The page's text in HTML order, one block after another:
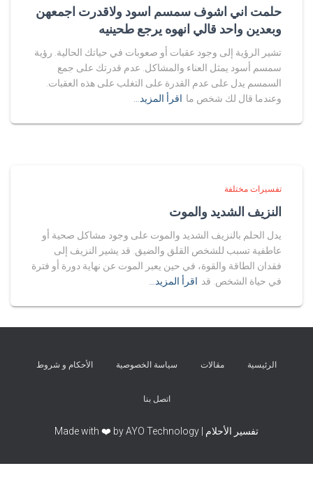
حلمت اني اشوف سمسم اسود ولاقدرت اجمعهن
وبعدين واحد قالي انهوه يرجع طحينيه
تشير الرؤية إلى وجود عقبات أو صعوبات في حياتك الحالية. رؤية
سمسم أسود يمثل العناء والمشاكل. عدم قدرتك على جمع
السمسم يدل على عدم القدرة على التغلب على هذه العقبات.
وعندما قال لك شخص ما اقرأ المزيد…
تفسيرات مختلفة
النزيف الشديد والموت
يدل الحلم بالنزيف الشديد والموت على وجود مشاكل صحية أو
عاطفية تسبب للشخص القلق والضيق. قد يشير النزيف إلى
فقدان الطاقة والقوة، في حين يعبر الموت عن نهاية دورة أو فترة
في حياة الشخص. قد اقرأ المزيد…
الرئيسية مقالات سياسة الخصوصية الأحكام و شروط
اتصل بنا
تفسير الأحلام | Made with ❤️ by AYO Technology